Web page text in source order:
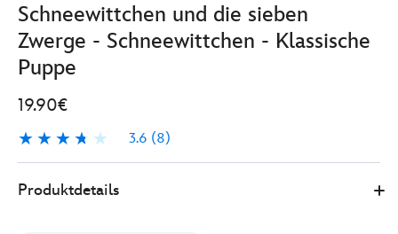
Schneewittchen und die sieben
Zwerge - Schneewittchen - Klassische
Puppe
19.90€
3.6 (8)
3.6
8
19.90
Produktdetails